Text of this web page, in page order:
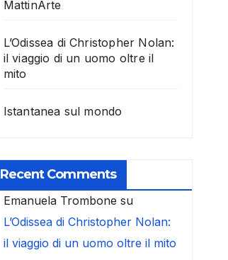
MattinArte
L’Odissea di Christopher Nolan:
il viaggio di un uomo oltre il
mito
Istantanea sul mondo
Recent Comments
Emanuela Trombone su
L’Odissea di Christopher Nolan:
il viaggio di un uomo oltre il mito